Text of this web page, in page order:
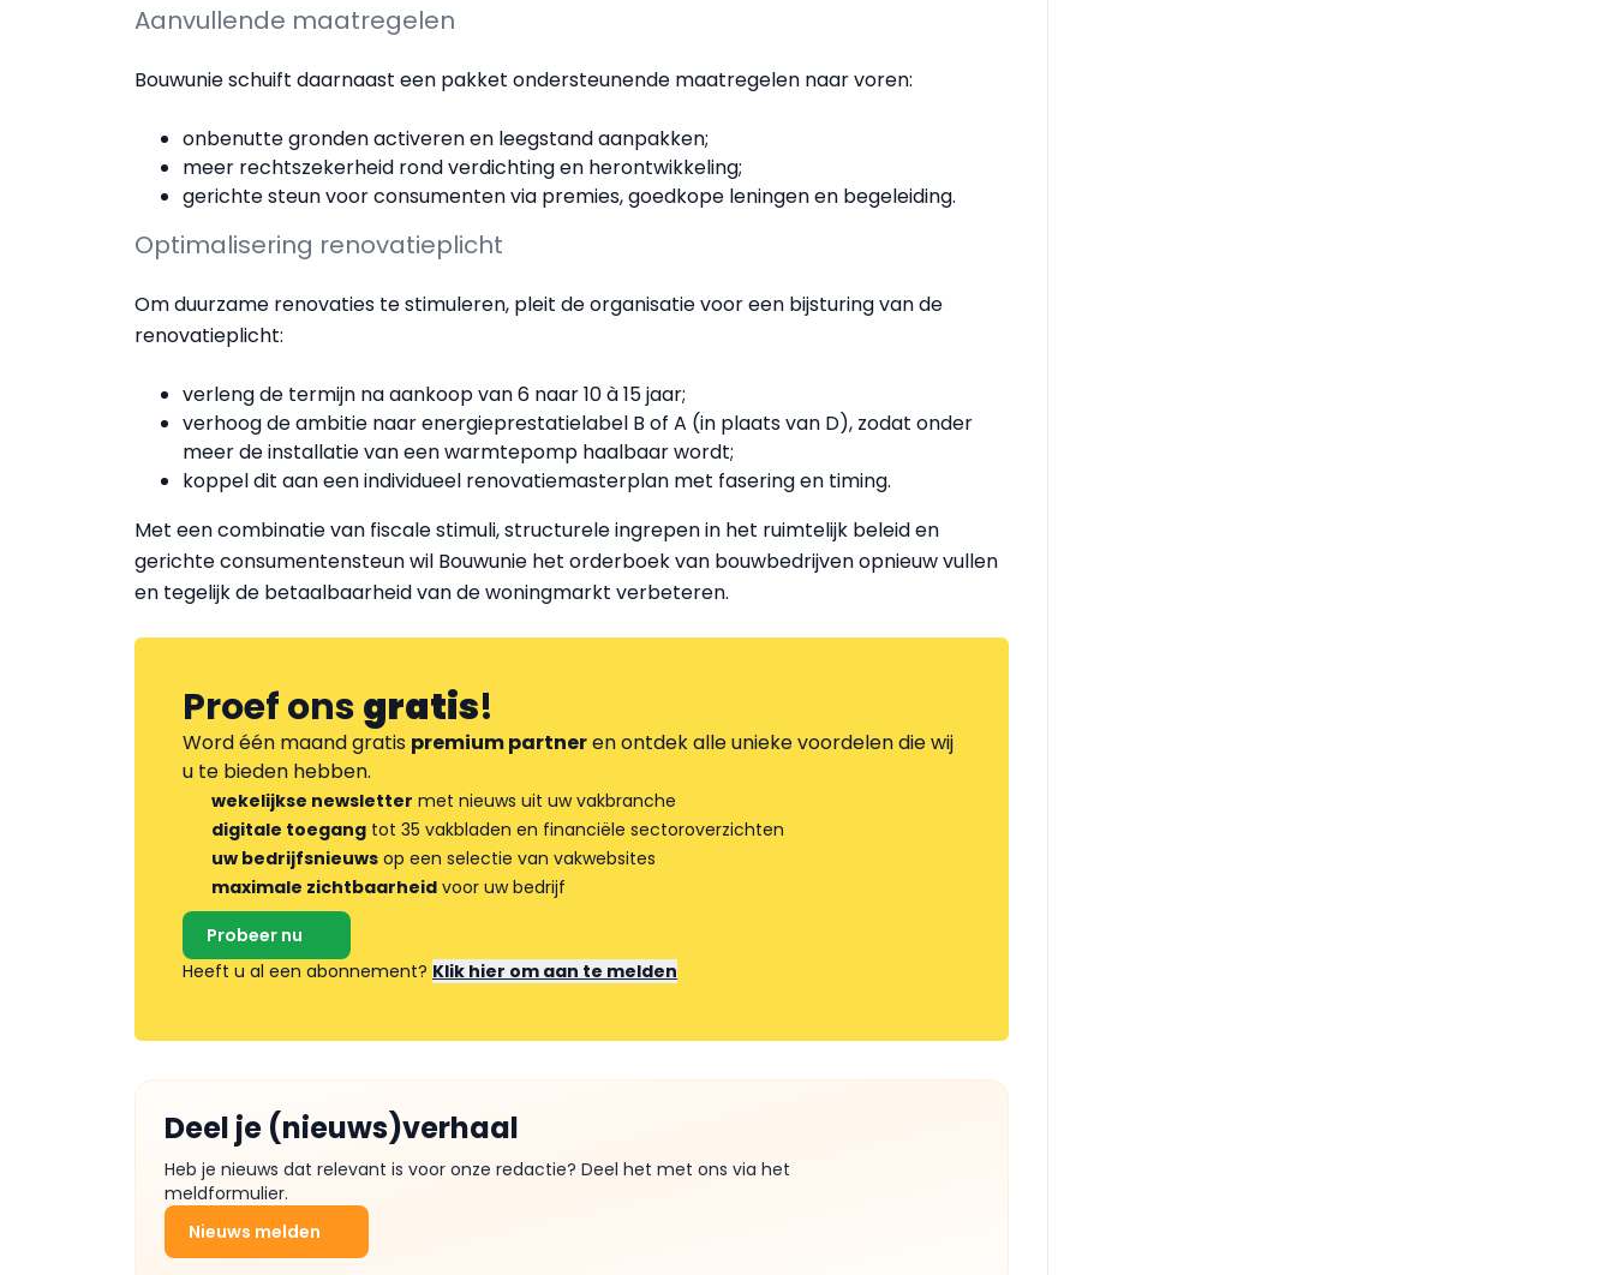
Aanvullende maatregelen
Bouwunie schuift daarnaast een pakket ondersteunende maatregelen naar voren:
onbenutte gronden activeren en leegstand aanpakken;
meer rechtszekerheid rond verdichting en herontwikkeling;
gerichte steun voor consumenten via premies, goedkope leningen en begeleiding.
Optimalisering renovatieplicht
Om duurzame renovaties te stimuleren, pleit de organisatie voor een bijsturing van de
renovatieplicht:
verleng de termijn na aankoop van 6 naar 10 à 15 jaar;
verhoog de ambitie naar energieprestatie­label B of A (in plaats van D), zodat onder
meer de installatie van een warmtepomp haalbaar wordt;
koppel dit aan een individueel renovatiemasterplan met fasering en timing.
Met een combinatie van fiscale stimuli, structurele ingrepen in het ruimtelijk beleid en
gerichte consumentensteun wil Bouwunie het orderboek van bouwbedrijven opnieuw vullen
en tegelijk de betaalbaarheid van de woningmarkt verbeteren.
Proef onsgratis!
Word één maand gratis premium partneren ontdek alle unieke voordelen die wij
u te bieden hebben.
wekelijkse newsletter met nieuws uit uw vakbranche
digitale toegang tot 35 vakbladen en financiële sectoroverzichten
uw bedrijfsnieuws op een selectie van vakwebsites
maximale zichtbaarheid voor uw bedrijf
Probeer nu
Heeft u al een abonnement? Klik hier om aan te melden
Deel je (nieuws)verhaal
Heb je nieuws dat relevant is voor onze redactie? Deel het met ons via het
meldformulier.
Nieuws melden